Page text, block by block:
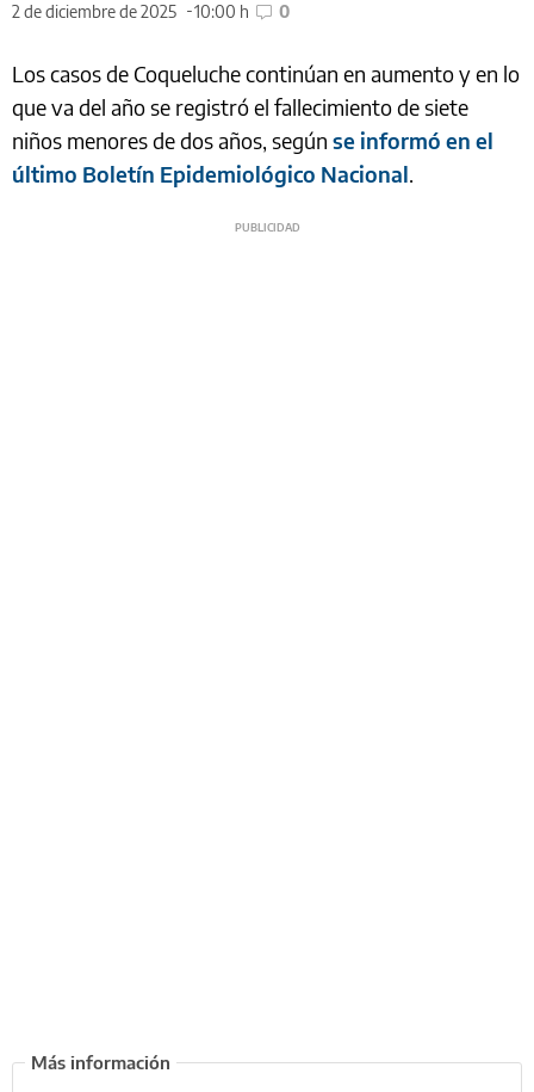
2 de diciembre de 2025
10:00 h 0
Los casos de Coqueluche continúan en aumento y en lo
que va del año se registró el fallecimiento de siete
niños menores de dos años, según se informó en el
último Boletín Epidemiológico Nacional.